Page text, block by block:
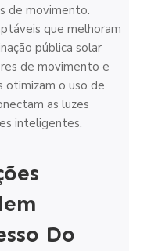
de movimento.
que melhoram
pública solar
de movimento e
otimizam o uso de
as luzes
inteligentes.
Do